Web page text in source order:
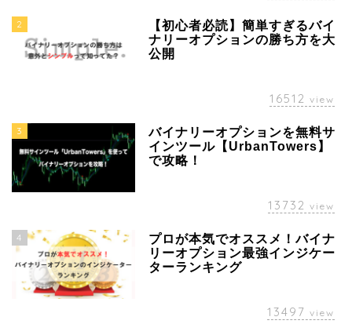
2
【初心者必読】簡単すぎるバイ
ナリーオプションの勝ち方を大
公開
16512 view
3
バイナリーオプションを無料サ
インツール【UrbanTowers】
で攻略！
13732 view
4
プロが本気でオススメ！バイナ
リーオプション最強インジケー
ターランキング
13497 view